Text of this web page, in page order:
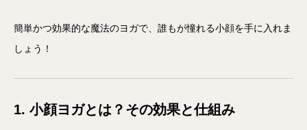
簡単かつ効果的な魔法のヨガで、誰もが憧れる小顔を手に入れま
しょう！
1. 小顔ヨガとは？その効果と仕組み